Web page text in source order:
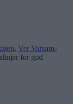
, Ver Varsam-
for god